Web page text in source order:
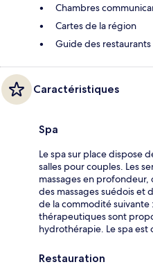
Chambres
Cartes de la région
Guide des restaurants
Caractéristiques
Spa
Le spa sur place dispose
salles pour couples. Les
massages en profondeur,
des massages suédois et
de la commodité suivante
thérapeutiques sont
hydrothérapie. Le spa est
Restauration